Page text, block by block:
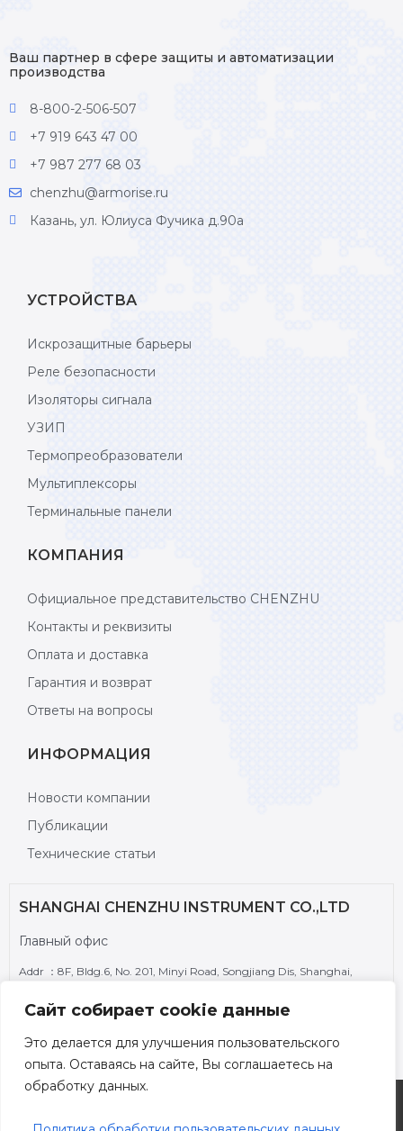
Сайт собирает cookie данные
Это делается для улучшения пользовательского
опыта. Оставаясь на сайте, Вы соглашаетесь на
обработку данных.
Ваш партнер в сфере защиты и автоматизации
производства
8-800-2-506-507
+7 919 643 47 00
+7 987 277 68 03
chenzhu@armorise.ru
Казань, ул. Юлиуса Фучика д.90а
УСТРОЙСТВА
Искрозащитные барьеры
Реле безопасности
Изоляторы сигнала
УЗИП
Термопреобразователи
Мультиплексоры
Терминальные панели
КОМПАНИЯ
Официальное представительство CHENZHU
Контакты и реквизиты
Оплата и доставка
Гарантия и возврат
Ответы на вопросы
ИНФОРМАЦИЯ
Новости компании
Публикации
Технические статьи
SHANGHAI CHENZHU INSTRUMENT CO.,LTD
Главный офис
Addr ：8F, Bldg.6, No. 201, Minyi Road, Songjiang Dis, Shanghai,
Tel： +86-21-6451 3350
Email：chenzhu@chenzhu-inst.com